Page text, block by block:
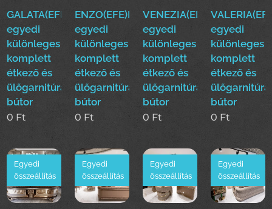
GALATA(EFE)Luxus
egyedi
különleges
komplett
étkező és
ülőgarnitúra
bútor
0 Ft
ENZO(EFE)Luxus
egyedi
különleges
komplett
étkező és
ülőgarnitúra
bútor
0 Ft
VENEZIA(EFE)Luxus
egyedi
különleges
komplett
étkező és
ülőgarnitúra
bútor
0 Ft
egyedi
különleges
komplett
étkező és
ülőgarnitúra
bútor
0 Ft
Egyedi
összeállítás
Egyedi
összeállítás
Egyedi
összeállítás
Egyedi
összeállítás